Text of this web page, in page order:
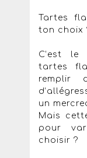
Tartes
ton choix
C’est le
tartes
remplir
un
Mais
pour
choisir ?